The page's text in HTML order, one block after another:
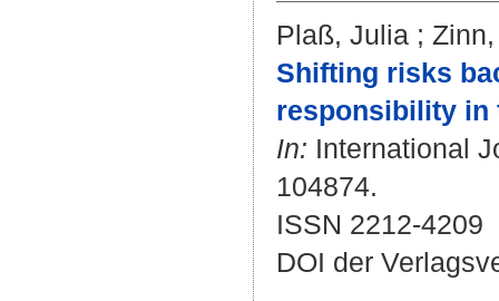
Plaß, Julia ;
Shifting risks
responsibility in
In: International
104874.
ISSN 2212-4209
DOI der